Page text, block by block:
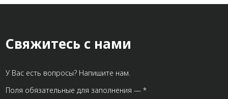
Свяжитесь с нами
У Вас есть вопросы? Напишите нам.
Поля обязательные для заполнения — *